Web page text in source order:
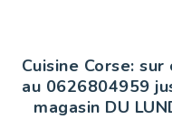
Cuisine Corse:
au 0626804959
magasin DU